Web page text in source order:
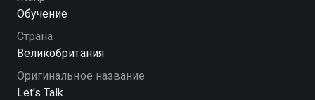
Обучение
Страна
Великобритания
Оригинальное название
Let's Talk